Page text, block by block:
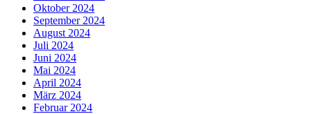
Oktober 2024
September 2024
August 2024
Juli 2024
Juni 2024
Mai 2024
April 2024
März 2024
Februar 2024